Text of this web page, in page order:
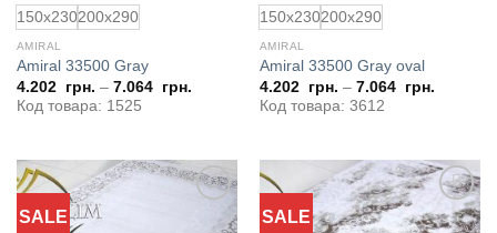
150x230200x290
AMIRAL
Amiral 33500 Gray
4.202 грн. – 7.064 грн.
Код товара: 1525
150x230200x290
AMIRAL
Amiral 33500 Gray oval
4.202 грн. – 7.064 грн.
Код товара: 3612
SALE SALE
Добавить